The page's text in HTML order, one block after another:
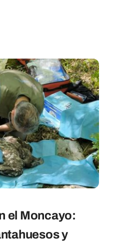
el Moncayo:
y